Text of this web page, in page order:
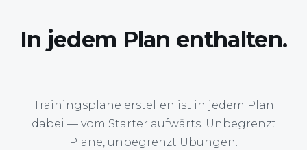
In jedem Plan enthalten.
Trainingspläne erstellen ist in jedem Plan
dabei — vom Starter aufwärts. Unbegrenzt
Pläne, unbegrenzt Übungen.